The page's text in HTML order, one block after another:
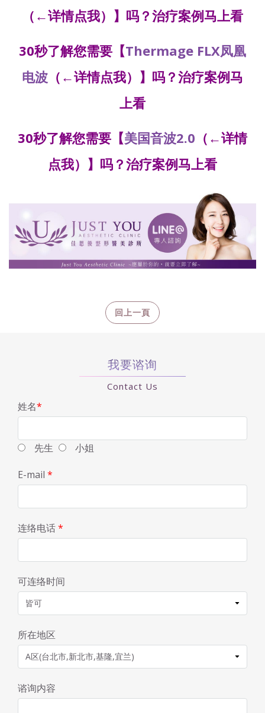
（←详情点我）】吗？治疗案例马上看
30秒了解您需要【Thermage FLX凤凰
电波 （←详情点我）】吗？治疗案例马
上看
30秒了解您需要【美国音波2.0 （←详情
点我）】吗？治疗案例马上看
我要谘询
Contact Us
姓名*
先生 小姐
E-mail *
连络电话*
可连络时间
所在地区
谘询内容